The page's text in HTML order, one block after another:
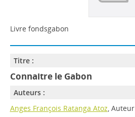
Livre fondsgabon
Titre :
Connaitre le Gabon
Auteurs :
Anges François Ratanga Atoz, Auteur